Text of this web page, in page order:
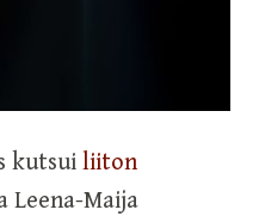
kutsui liiton
Leena-Maija